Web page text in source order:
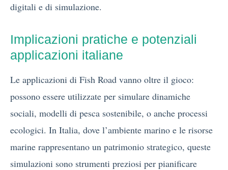
digitali e di simulazione.
Implicazioni pratiche e potenziali
applicazioni italiane
Le applicazioni di Fish Road vanno oltre il gioco:
possono essere utilizzate per simulare dinamiche
sociali, modelli di pesca sostenibile, o anche processi
ecologici. In Italia, dove l’ambiente marino e le risorse
marine rappresentano un patrimonio strategico, queste
simulazioni sono strumenti preziosi per pianificare